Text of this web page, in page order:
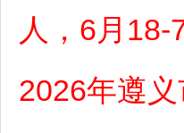
人，6月18-
2026年遵